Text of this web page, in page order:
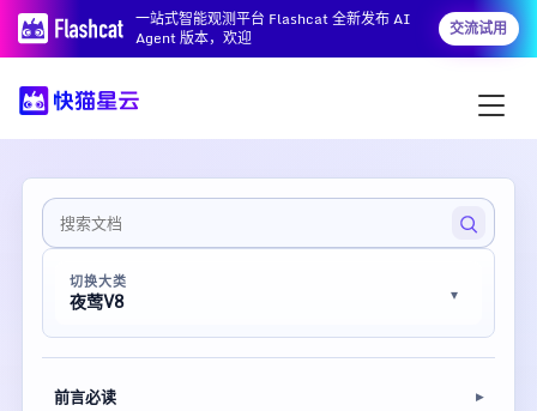
一站式智能观测平台 Flashcat 全新发布 AI
Agent 版本，欢迎
交流试用
切换大类
夜莺V8
前言必读